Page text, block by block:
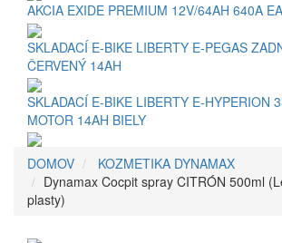
AKCIA EXIDE PREMIUM 12V/64AH 640A
SKLADACÍ E-BIKE LIBERTY E-PEGAS
ČERVENÝ 14AH
SKLADACÍ E-BIKE LIBERTY E-HYPERION
MOTOR 14AH BIELY
DOMOV
KOZMETIKA DYNAMAX
Dynamax Cocpit spray CITRÓN 500ml
plasty)